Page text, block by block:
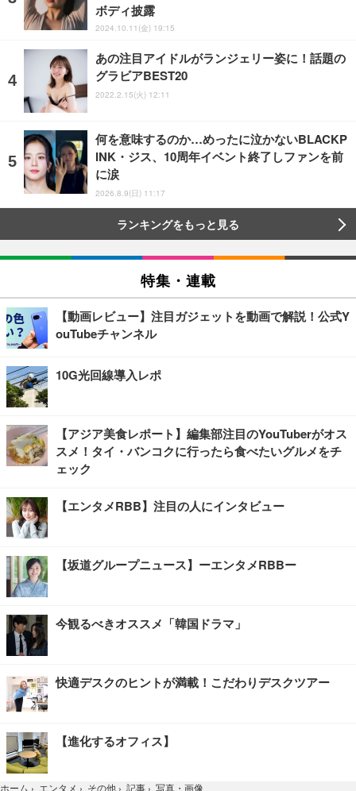
ボディ披露
2024.10.11(金) 19:15
あの注目アイドルがランジェリー姿に！話題の
グラビアBEST20
2022.2.15(火) 12:11
何を意味するのか…めったに泣かないBLACKP
INK・ジス、10周年イベント終了しファンを前
に涙
2026.8.9(日) 11:17
ランキングをもっと見る
特集・連載
【動画レビュー】注目ガジェットを動画で解説！公式Y
ouTubeチャンネル
10G光回線導入レポ
【アジア美食レポート】編集部注目のYouTuberがオス
スメ！タイ・バンコクに行ったら食べたいグルメをチ
ェック
【エンタメRBB】注目の人にインタビュー
【坂道グループニュース】ーエンタメRBBー
今観るべきオススメ「韓国ドラマ」
快適デスクのヒントが満載！こだわりデスクツアー
【進化するオフィス】
ホーム › エンタメ › その他 › 記事 › 写真・画像